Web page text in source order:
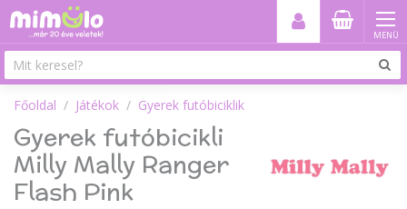
MENÜ
Főoldal Játékok Gyerek futóbiciklik
Gyerek futóbicikli
Milly Mally Ranger
Flash Pink